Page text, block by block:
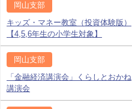
岡山支部
キッズ・マネー教室（投資体験版）
【4,5,6年生の小学生対象】
岡山支部
「金融経済講演会」くらしとおかね
講演会